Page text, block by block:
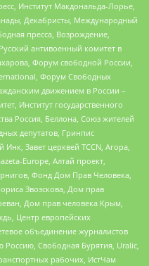
Институт Макдональда-Лорье,
Декабристы, Международный
пресса, Возрождение,
антивоенный комитет в
Форум свободной России,
Форум Свободных
движением в России –
Институт государственного
Россия, Беллона, Союз жителей
депутатов, Гринпис
Завет церквей TCCN, Агора,
Europe, Алтай проект,
Фонд Дом Прав Человека,
Звозскова, Дом прав
Дом прав человека Крым,
Центр европейских
объединение журналистов
Россию, Свободная Бурятия, Uralic,
рабочих, ИстЧам